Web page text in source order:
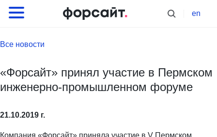
en
Все новости
«Форсайт» принял участие в Пермском
инженерно-промышленном форуме
21.10.2019 г.
Компания «Форсайт» приняла участие в V Пермском